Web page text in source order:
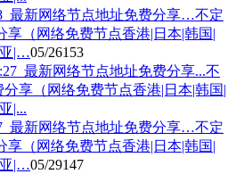
最新网络节点地址免费分享…不定
（网络免费节点香港|日本|韩国|
亚|…05/26153
最新网络节点地址免费分享…不定
（网络免费节点香港|日本|韩国|
亚|…05/29147